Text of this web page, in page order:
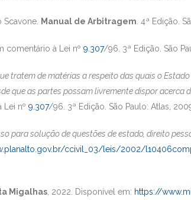
Scavone. Manual de Arbitragem. 4ª Edição.
comentário à Lei nº 9.307/96. 3ª Edição. São
tratem de matérias a respeito das quais o
que as partes possam livremente dispor acerca
Lei nº 9.307/96. 3ª Edição. São Paulo: Atlas,
para solução de questões de estado, direito
ccivil_03/leis/2002/
Migalhas, 2022. Disponível em: https://